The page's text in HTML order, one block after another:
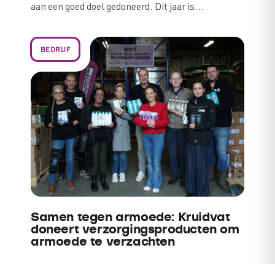
aan een goed doel gedoneerd. Dit jaar is…
Samen tegen armoede: Kruidvat
doneert verzorgingsproducten om
armoede te verzachten
BEDRIJF